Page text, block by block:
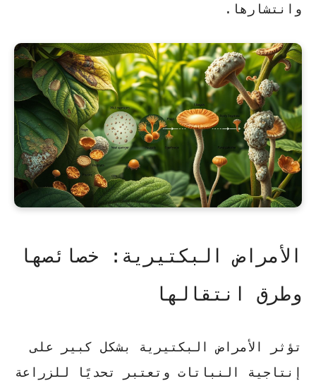
وانتشارها.
الأمراض البكتيرية: خصائصها
وطرق انتقالها
تؤثر الأمراض البكتيرية بشكل كبير على
إنتاجية النباتات وتعتبر تحديًا للزراعة